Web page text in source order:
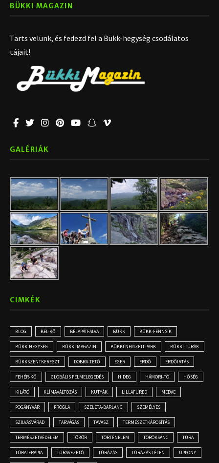
BÜKKI MAGAZIN
Tarts velünk, és fedezd fel a Bükk-hegység csodálatos
tájait!
GALÉRIÁK
CIMKÉK
BLOG BÉL-KŐ BÉLAPÁTFALVA BÜKK BÜKK-FENNSÍK
BÜKK-HEGYSÉG BÜKKI MAGAZIN BÜKKI NEMZETI PARK BÜKKI TÚRÁK
BÜKKSZENTKERESZT DOBRA-TETŐ EGER ERDŐ ERDŐIRTÁS
FEHÉR-KŐ GLOBÁLIS FELMELEGEDÉS HIDEG HÁMORI-TÓ HŐSÉG
KILÁTÓ KLÍMAVÁLTOZÁS KUTYÁK LILLAFÜRED MEDVE
POGÁNYVÁR PROGLA SZELETA-BARLANG SZEMÉLYES
SZILVÁSVÁRAD TARVÁGÁS TAVASZ TERMÉSZETKÁROSÍTÁS
TERMÉSZETVÉDELEM TÖBÖR TÖRTÉNELEM TÖRÖKSÁNC TÚRA
TÚRATERÁPIA TÚRAVEZETŐ TÚRÁZÁS TÚRÁZÁS TÉLEN UPPONY